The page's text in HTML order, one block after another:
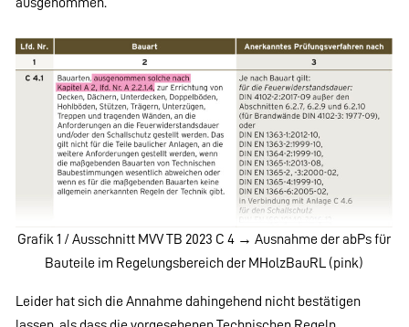
Grafik 1 / Ausschnitt MVV TB 2023 C 4 → Ausnahme der abPs für
Bauteile im Regelungsbereich der MHolzBauRL (pink)
Leider hat sich die Annahme dahingehend nicht bestätigen